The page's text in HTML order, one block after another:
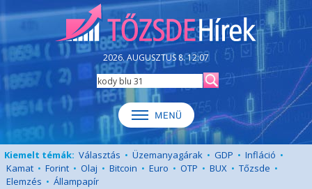
2026. AUGUSZTUS 8. 12:07
Kiemelt témák: Választás • Üzemanyagárak • GDP • Infláció •
Kamat • Forint • Olaj • Bitcoin • Euro • OTP • BUX • Tőzsde •
Elemzés • Állampapír